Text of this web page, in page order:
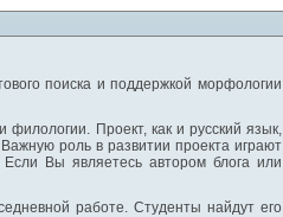
поиска и поддержкой морфологии
филологии. Проект, как и русский язык,
роль в развитии проекта играют
Вы являетесь автором блога или
работе. Студенты найдут его